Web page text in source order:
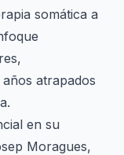
somática a
atrapados
en su
Moragues,